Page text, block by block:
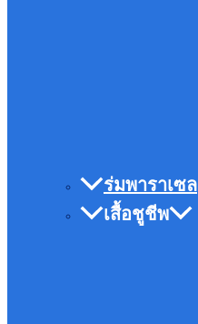
ร่มพาราเซล
เสื้อชูชีพ